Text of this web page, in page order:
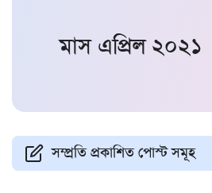
মাস এপ্রিল ২০২১
সম্প্রতি প্রকাশিত পোস্ট সমূহ